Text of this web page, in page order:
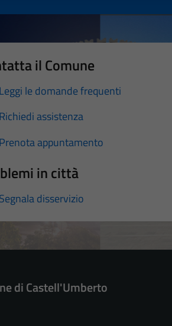
il Comune
Leggi le domande frequenti
Richiedi assistenza
Prenota appuntamento
in città
Segnala disservizio
di Castell'Umberto